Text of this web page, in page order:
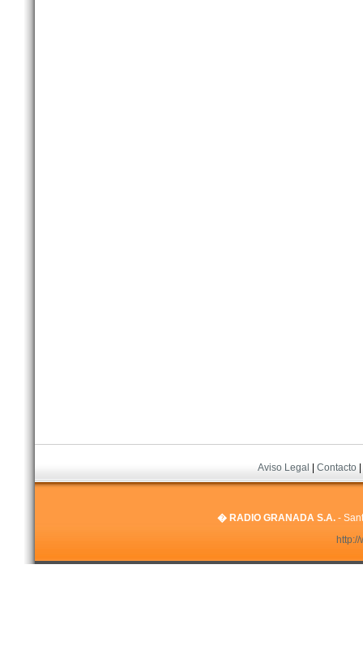
Aviso Legal Contacto
� RADIO GRANADA S.A.-